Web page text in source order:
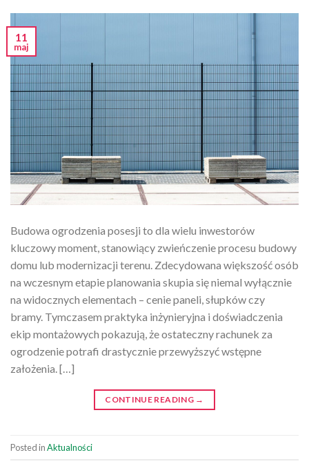
11
maj
Budowa ogrodzenia posesji to dla wielu inwestorów
kluczowy moment, stanowiący zwieńczenie procesu budowy
domu lub modernizacji terenu. Zdecydowana większość osób
na wczesnym etapie planowania skupia się niemal wyłącznie
na widocznych elementach – cenie paneli, słupków czy
bramy. Tymczasem praktyka inżynieryjna i doświadczenia
ekip montażowych pokazują, że ostateczny rachunek za
ogrodzenie potrafi drastycznie przewyższyć wstępne
założenia. […]
CONTINUE READING →
Posted inAktualności